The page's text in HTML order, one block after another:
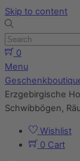
Skip to content
0
Menu
Erzgebirgische
Schwibbögen,
Wishlist
0 Cart